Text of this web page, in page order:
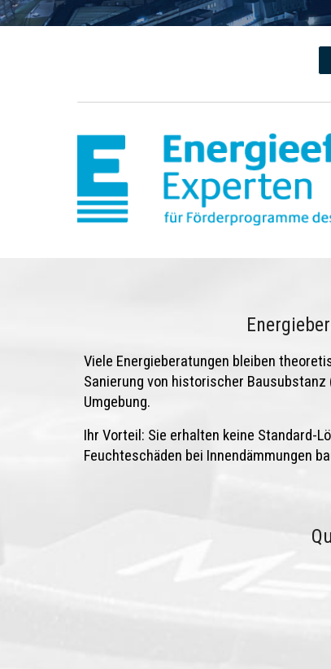
Viele Energieberatungen bleiben
Sanierung von historischer
Umgebung.
Ihr Vorteil: Sie erhalten keine Standard-
Feuchteschäden bei Innendämmungen